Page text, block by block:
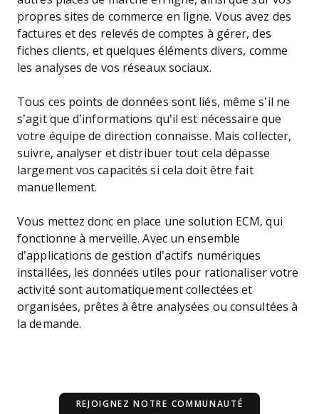
propres sites de commerce en ligne. Vous avez des
factures et des relevés de comptes à gérer, des
fiches clients, et quelques éléments divers, comme
les analyses de vos réseaux sociaux.
Tous ces points de données sont liés, même s’il ne
s’agit que d’informations qu’il est nécessaire que
votre équipe de direction connaisse. Mais collecter,
suivre, analyser et distribuer tout cela dépasse
largement vos capacités si cela doit être fait
manuellement.
Vous mettez donc en place une solution ECM, qui
fonctionne à merveille. Avec un ensemble
d’applications de gestion d’actifs numériques
installées, les données utiles pour rationaliser votre
activité sont automatiquement collectées et
organisées, prêtes à être analysées ou consultées à
la demande.
REJOIGNEZ NOTRE COMMUNAUTÉ